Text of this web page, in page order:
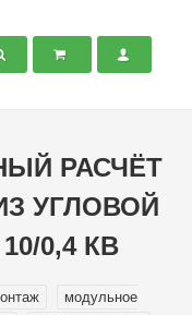
РАСЧЁТ
УГЛОВОЙ
0,4 КВ
модульное